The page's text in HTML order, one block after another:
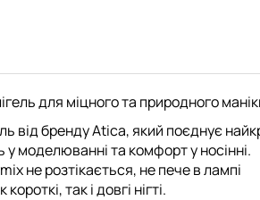
для міцного та природного
від брендуAtica, який поєднує
у моделюванні та комфорт у носінні.
не розтікається, не пече в лампі
короткі, так і довгі нігті.